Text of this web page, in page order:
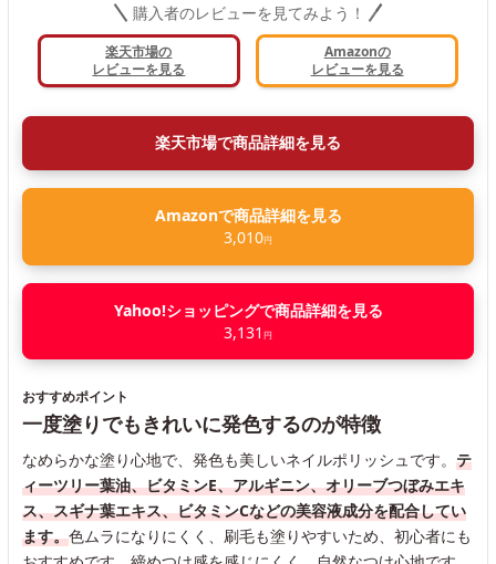
購入者のレビューを見てみよう！
楽天市場の
レビューを見る
Amazonの
レビューを見る
楽天市場で商品詳細を見る
Amazonで商品詳細を見る
3,010円
Yahoo!ショッピングで商品詳細を見る
3,131 円
おすすめポイント
一度塗りでもきれいに発色するのが特徴
なめらかな塗り心地で、発色も美しいネイルポリッシュです。 テ
ィーツリー葉油、ビタミンE、アルギニン、オリーブつぼみエキ
ス、スギナ葉エキス、ビタミンCなどの美容液成分を配合してい
ます。色ムラになりにくく、刷毛も塗りやすいため、初心者にも